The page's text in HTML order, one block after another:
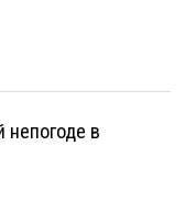
непогоде в